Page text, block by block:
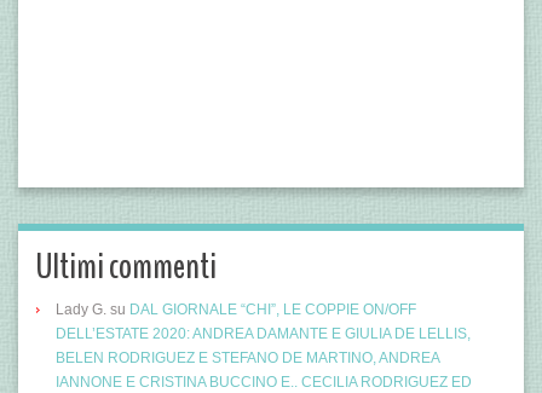
Ultimi commenti
Lady G. su DAL GIORNALE “CHI”, LE COPPIE ON/OFF
DELL’ESTATE 2020: ANDREA DAMANTE E GIULIA DE LELLIS,
BELEN RODRIGUEZ E STEFANO DE MARTINO, ANDREA
IANNONE E CRISTINA BUCCINO E.. CECILIA RODRIGUEZ ED